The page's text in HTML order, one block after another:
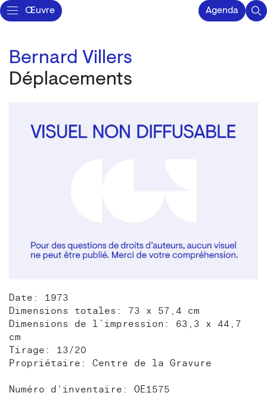
Œuvre Agenda
Bernard Villers
Déplacements
Date: 1973
Dimensions totales: 73 x 57,4 cm
Dimensions de l’impression: 63,3 x 44,7
cm
Tirage: 13/20
Propriétaire: Centre de la Gravure
Numéro d'inventaire: OE1575